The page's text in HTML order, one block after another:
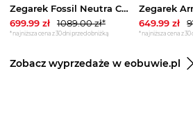
Zegarek Fossil Neutra Chrono FS6063 Brązowy
699.99 zł 1089.00zł*
*najniższa cena z 30 dni przed obniżką
649.99 zł
*najniższa cena z
Zobacz wyprzedaże w eobuwie.pl